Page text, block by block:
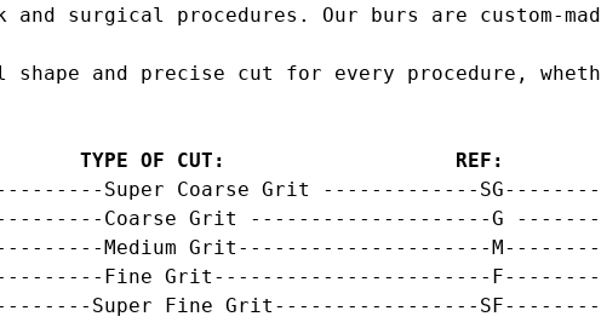
surgical procedures. Our burs are custom-
shape and precise cut for every procedure,
TYPE OF CUT:                   REF:
Super Coarse Grit -------------
Coarse Grit --------------------G
Medium Grit---------------------
Fine Grit-----------------------